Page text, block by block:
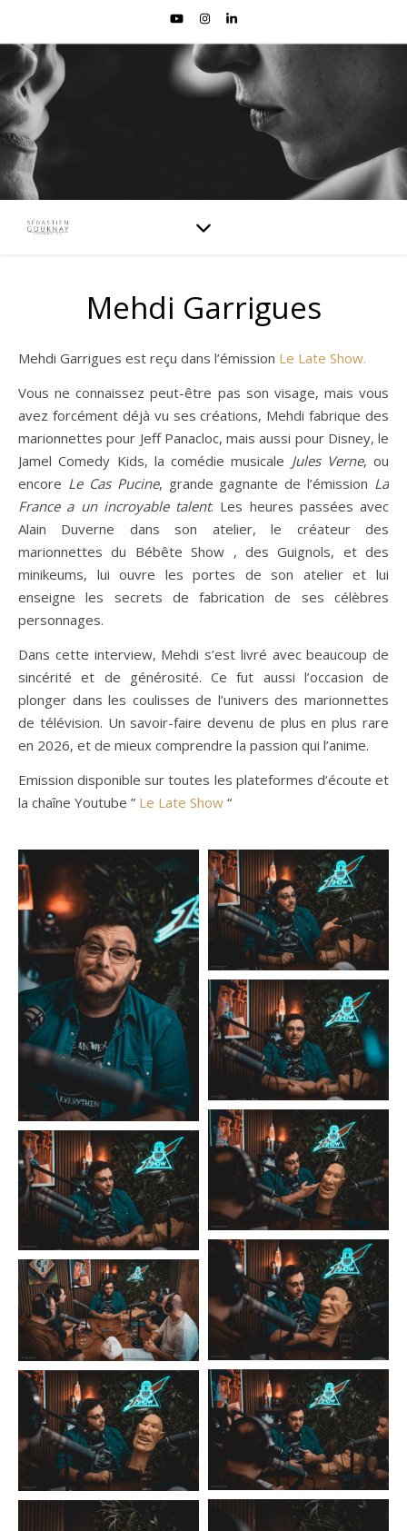
Mehdi Garrigues
Mehdi Garrigues est reçu dans l’émission Le Late Show.
Vous ne connaissez peut-être pas son visage, mais vous
avez forcément déjà vu ses créations, Mehdi fabrique des
marionnettes pour Jeff Panacloc, mais aussi pour Disney, le
Jamel Comedy Kids, la comédie musicale Jules Verne, ou
encore Le Cas Pucine, grande gagnante de l’émission La
France a un incroyable talent. Les heures passées avec
Alain Duverne dans son atelier, le créateur des
marionnettes du Bébête Show , des Guignols, et des
minikeums, lui ouvre les portes de son atelier et lui
enseigne les secrets de fabrication de ses célèbres
personnages.
Dans cette interview, Mehdi s’est livré avec beaucoup de
sincérité et de générosité. Ce fut aussi l’occasion de
plonger dans les coulisses de l’univers des marionnettes
de télévision. Un savoir-faire devenu de plus en plus rare
en 2026, et de mieux comprendre la passion qui l’anime.
Emission disponible sur toutes les plateformes d’écoute et
la chaîne Youtube ” Le Late Show “